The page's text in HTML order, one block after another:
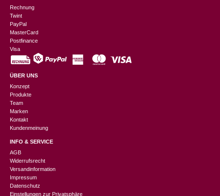
Rechnung
Twint
PayPal
MasterCard
Postfinance
Visa
ÜBER UNS
Konzept
Produkte
Team
Marken
Kontakt
Kundenmeinung
INFO & SERVICE
AGB
Widerrufsrecht
Versandinformation
Impressum
Datenschutz
Einstellungen zur Privatsphäre